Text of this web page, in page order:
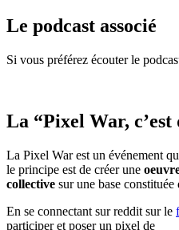
Le podcast associé
Si vous préférez écouter le
La “Pixel War, c’est
La Pixel War est un événement
le principe est de créer une
collective sur une base constituée
En se connectant sur reddit sur le
participer et poser un pixel de